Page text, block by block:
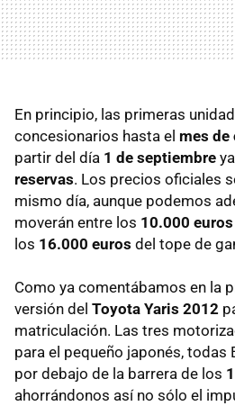
En principio, las primeras
concesionarios hasta el mes
partir del día 1 de septiembre
reservas. Los precios oficiales
mismo día, aunque podemos
moverán entre los 10.000 euros
los 16.000 euros del tope de
Como ya comentábamos en la
versión del Toyota Yaris 2012
matriculación. Las tres
para el pequeño japonés, todas
por debajo de la barrera de los
ahorrándonos así no sólo el